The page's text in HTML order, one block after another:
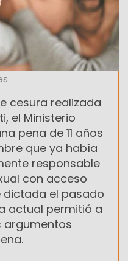
cesura realizada
el Ministerio
pena de 11 años
que ya había
responsable
con acceso
dictada el pasado
actual permitió a
argumentos